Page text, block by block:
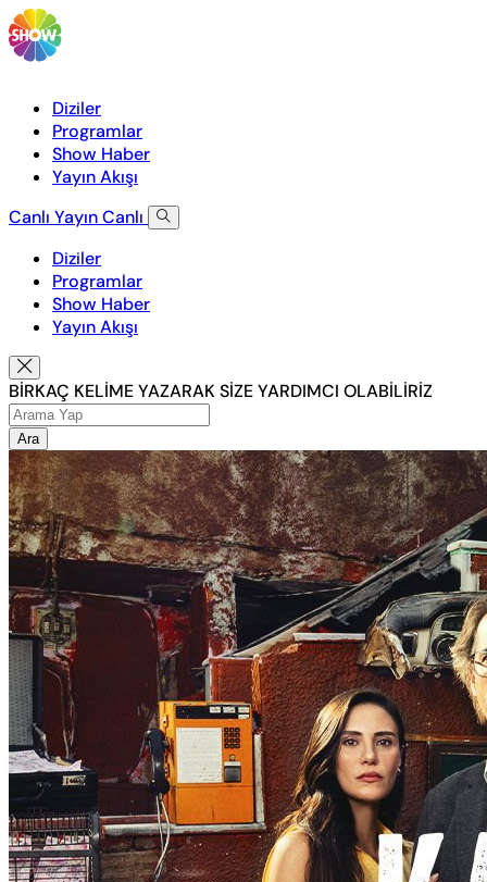
Diziler
Programlar
Show Haber
Yayın Akışı
Canlı YayınCanlı
Diziler
Programlar
Show Haber
Yayın Akışı
BİRKAÇ KELİME YAZARAK SİZE YARDIMCI OLABİLİRİZ
Ara